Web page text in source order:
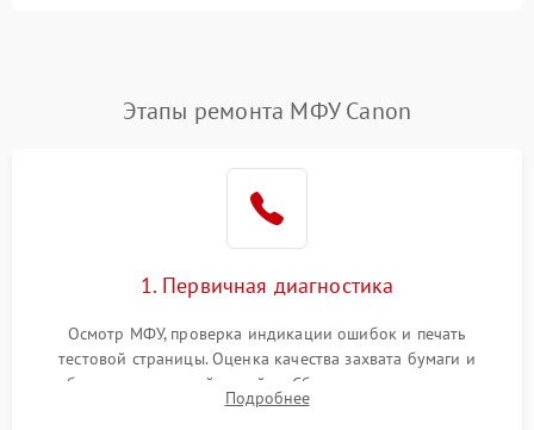
Этапы ремонта МФУ Canon
1. Первичная диагностика
Осмотр МФУ, проверка индикации ошибок и печать
тестовой страницы. Оценка качества захвата бумаги и
работы сканирующей линейки. Сбор данных о замятиях,
дефектах изображения или посторонних шумах при работе.
Подробнее